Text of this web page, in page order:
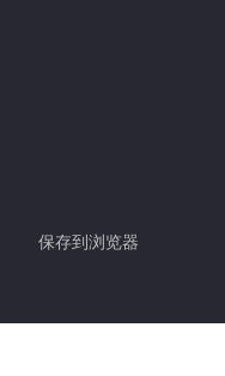
保存到浏览器